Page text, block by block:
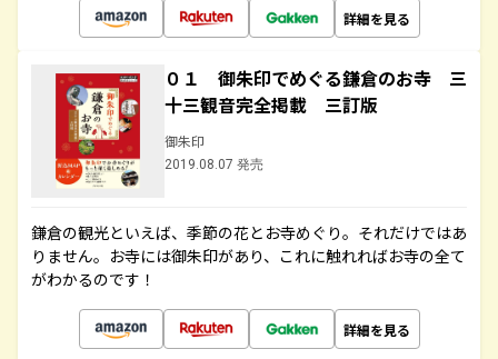
詳細を見る
０１ 御朱印でめぐる鎌倉のお寺 三
十三観音完全掲載 三訂版
御朱印
2019.08.07 発売
鎌倉の観光といえば、季節の花とお寺めぐり。それだけではあ
りません。お寺には御朱印があり、これに触れればお寺の全て
がわかるのです！
詳細を見る